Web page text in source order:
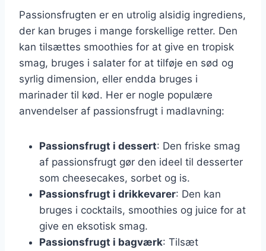
Passionsfrugten er en utrolig alsidig ingrediens,
der kan bruges i mange forskellige retter. Den
kan tilsættes smoothies for at give en tropisk
smag, bruges i salater for at tilføje en sød og
syrlig dimension, eller endda bruges i
marinader til kød. Her er nogle populære
anvendelser af passionsfrugt i madlavning:
Passionsfrugt i dessert: Den friske smag
af passionsfrugt gør den ideel til desserter
som cheesecakes, sorbet og is.
Passionsfrugt i drikkevarer: Den kan
bruges i cocktails, smoothies og juice for at
give en eksotisk smag.
Passionsfrugt i bagværk: Tilsæt